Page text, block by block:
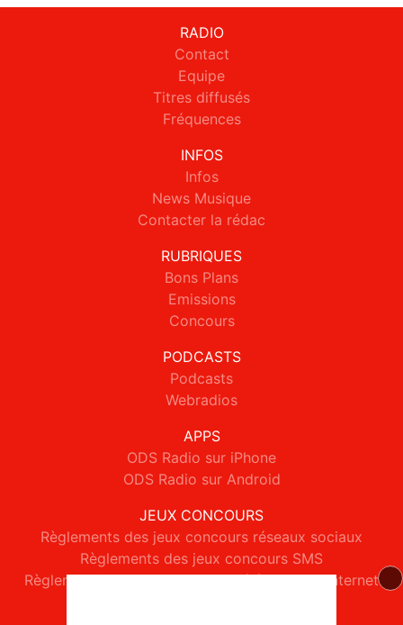
RADIO
Contact
Equipe
Titres diffusés
Fréquences
INFOS
Infos
News Musique
Contacter la rédac
RUBRIQUES
Bons Plans
Emissions
Concours
PODCASTS
Podcasts
Webradios
APPS
ODS Radio sur iPhone
ODS Radio sur Android
JEUX CONCOURS
Règlements des jeux concours réseaux sociaux
Règlements des jeux concours SMS
Règlements des jeux concours téléphone et internet